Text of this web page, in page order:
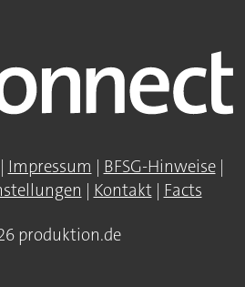
Impressum | BFSG-Hinweise|
| Kontakt| Facts
produktion.de